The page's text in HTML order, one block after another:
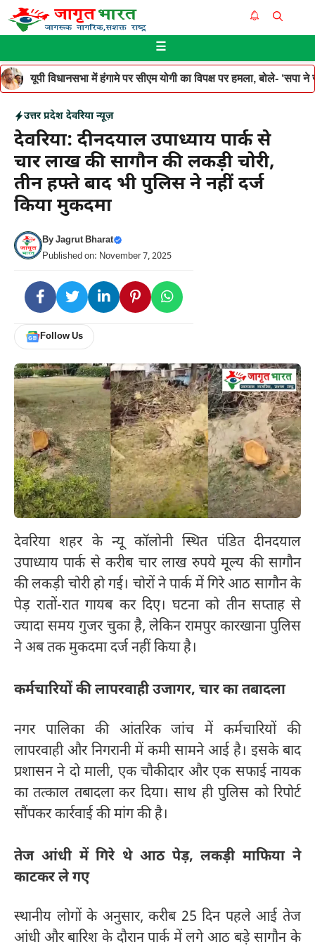
Skip
to
☰
यूपी विधानसभा में हंगामे पर सीएम योगी का विपक्ष पर हमला, बोले- ‘सपा ने
उत्तर प्रदेश देवरिया न्यूज़
देवरिया: दीनदयाल उपाध्याय पार्क से
चार लाख की सागौन की लकड़ी चोरी,
तीन हफ्ते बाद भी पुलिस ने नहीं दर्ज
किया मुकदमा
ByJagrut Bharat
Published on: November 7, 2025
Follow Us
देवरिया शहर के न्यू कॉलोनी स्थित पंडित दीनदयाल
उपाध्याय पार्क से करीब चार लाख रुपये मूल्य की सागौन
की लकड़ी चोरी हो गई। चोरों ने पार्क में गिरे आठ सागौन के
पेड़ रातों-रात गायब कर दिए। घटना को तीन सप्ताह से
ज्यादा समय गुजर चुका है, लेकिन रामपुर कारखाना पुलिस
ने अब तक मुकदमा दर्ज नहीं किया है।
कर्मचारियों की लापरवाही उजागर, चार का तबादला
नगर पालिका की आंतरिक जांच में कर्मचारियों की
लापरवाही और निगरानी में कमी सामने आई है। इसके बाद
प्रशासन ने दो माली, एक चौकीदार और एक सफाई नायक
का तत्काल तबादला कर दिया। साथ ही पुलिस को रिपोर्ट
सौंपकर कार्रवाई की मांग की है।
तेज आंधी में गिरे थे आठ पेड़, लकड़ी माफिया ने
काटकर ले गए
स्थानीय लोगों के अनुसार, करीब 25 दिन पहले आई तेज
आंधी और बारिश के दौरान पार्क में लगे आठ बड़े सागौन के